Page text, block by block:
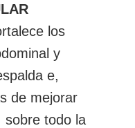
los
y
e,
de mejorar
sobre todo la